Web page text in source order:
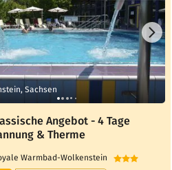
Sachsen
Angebot - 4 Tage
& Therme
Warmbad-Wolkenstein